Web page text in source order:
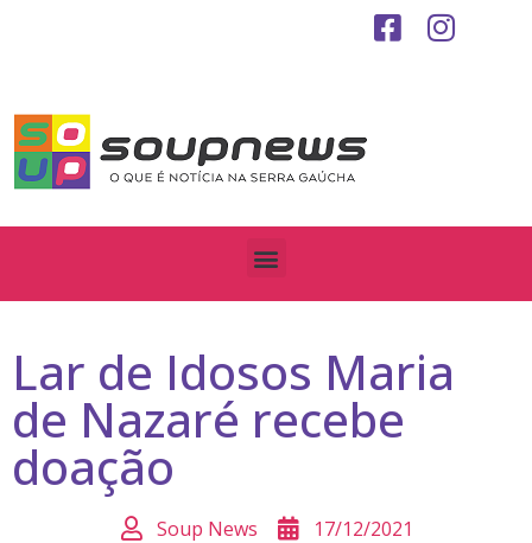
Lar de Idosos Maria
de Nazaré recebe
doação
Soup News 17/12/2021